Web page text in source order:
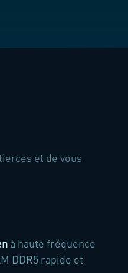
et de vous
à haute fréquence
DDR5 rapide et